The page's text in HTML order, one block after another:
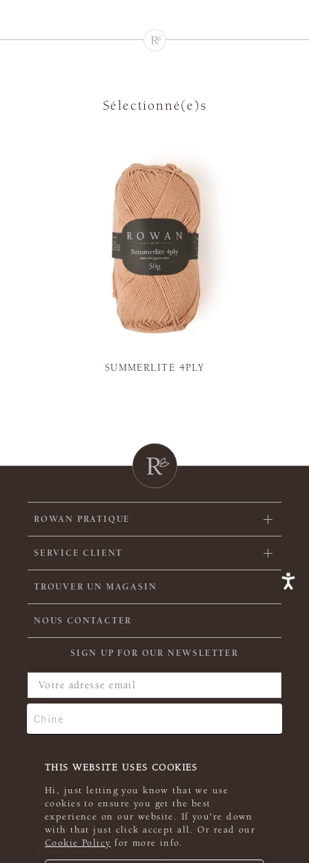
THIS WEBSITE USES COOKIES
Hi, just letting you know that we use
cookies to ensure you get the best
experience on our website. If you're down
with that just click accept all. Or read our
Cookie Policy for more info.
Sélectionné(e)s
SUMMERLITE 4PLY
ROWAN PRATIQUE
SERVICE CLIENT
TROUVER UN MAGASIN
NOUS CONTACTER
SIGN UP FOR OUR NEWSLETTER